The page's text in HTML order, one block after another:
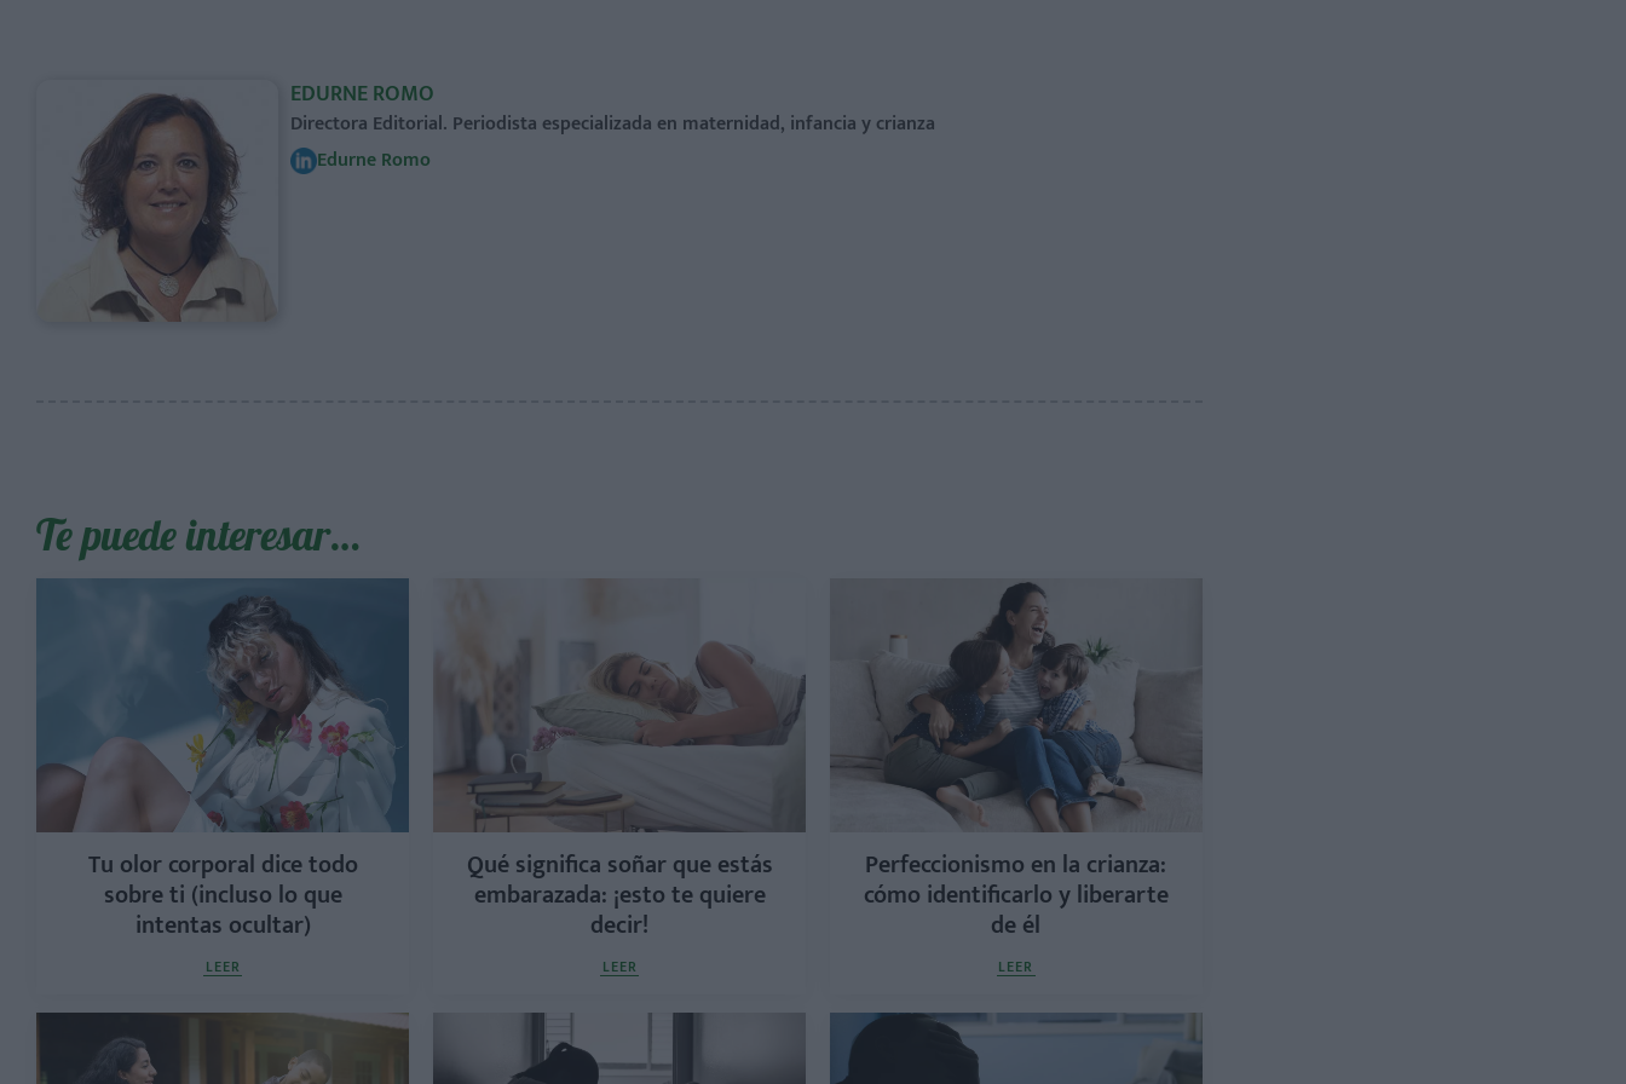
EDURNE ROMO
Directora Editorial. Periodista especializada en maternidad, infancia y crianza
Edurne Romo
Te puede interesar…
Tu olor corporal dice todo
sobre ti (incluso lo que
intentas ocultar)
LEER
Qué significa soñar que estás
embarazada: ¡esto te quiere
decir!
LEER
Perfeccionismo en la crianza:
cómo identificarlo y liberarte
de él
LEER